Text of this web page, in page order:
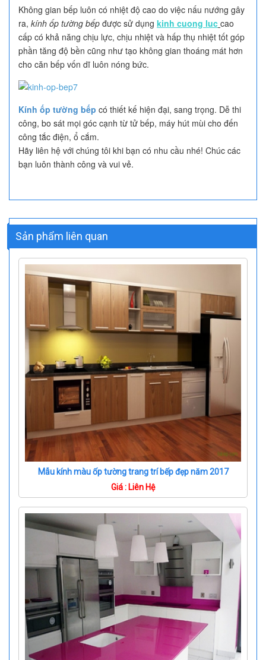
Không gian bếp luôn có nhiệt độ cao do việc nấu nướng gây
ra, kính ốp tường bếp được sử dụng kinh cuong luc cao
cấp có khả năng chịu lực, chịu nhiệt và hấp thụ nhiệt tốt góp
phần tăng độ bền cũng như tạo không gian thoáng mát hơn
cho căn bếp vốn dĩ luôn nóng bức.
Kính ốp tường bếp có thiết kế hiện đại, sang trọng. Dễ thi
công, bo sát mọi góc cạnh từ tử bếp, máy hút mùi cho đến
công tắc điện, ổ cắm.
Hãy liên hệ với chúng tôi khi bạn có nhu cầu nhé! Chúc các
bạn luôn thành công và vui vẻ.
Sản phẩm liên quan
Mẫu kính màu ốp tường trang trí bếp đẹp năm 2017
Giá : Liên Hệ